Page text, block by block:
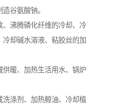
谷氨酸钠。
沸腾磷化纤维的冷却、冷
却碱水溶液、粘胶丝的加
暖、加热生活用水、锅炉
洗涤剂、加热鲸油、冷却植